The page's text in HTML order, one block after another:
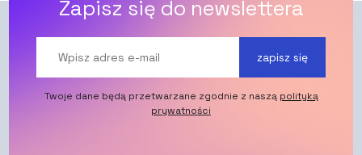
Zapisz się do newslettera
zapisz się
Twoje dane będą przetwarzane zgodnie z naszą polityką
prywatności